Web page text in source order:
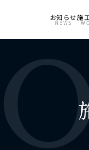
お知らせ
NEWS
施